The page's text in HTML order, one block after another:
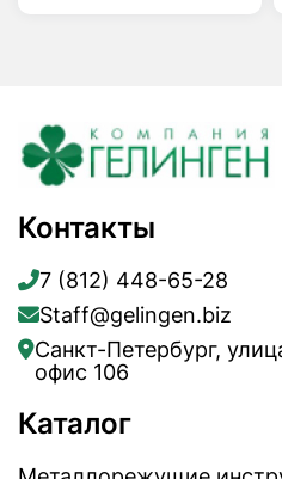
Контакты
7 (812) 448-65-28
Staff@gelingen.biz
Санкт-Петербург,
офис 106
Каталог